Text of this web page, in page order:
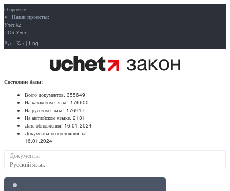
О проекте
Наши проекты:
Учёт.kz
ПОБ.Учёт
Рус | Қаз | Eng
Состояние базы:
Всего документов: 355649
На казахском языке: 176600
На русском языке: 176917
На английском языке: 2131
Дата обновления: 16.01.2024
Документы по состоянию на:
16.01.2024
Документы
Русский язык